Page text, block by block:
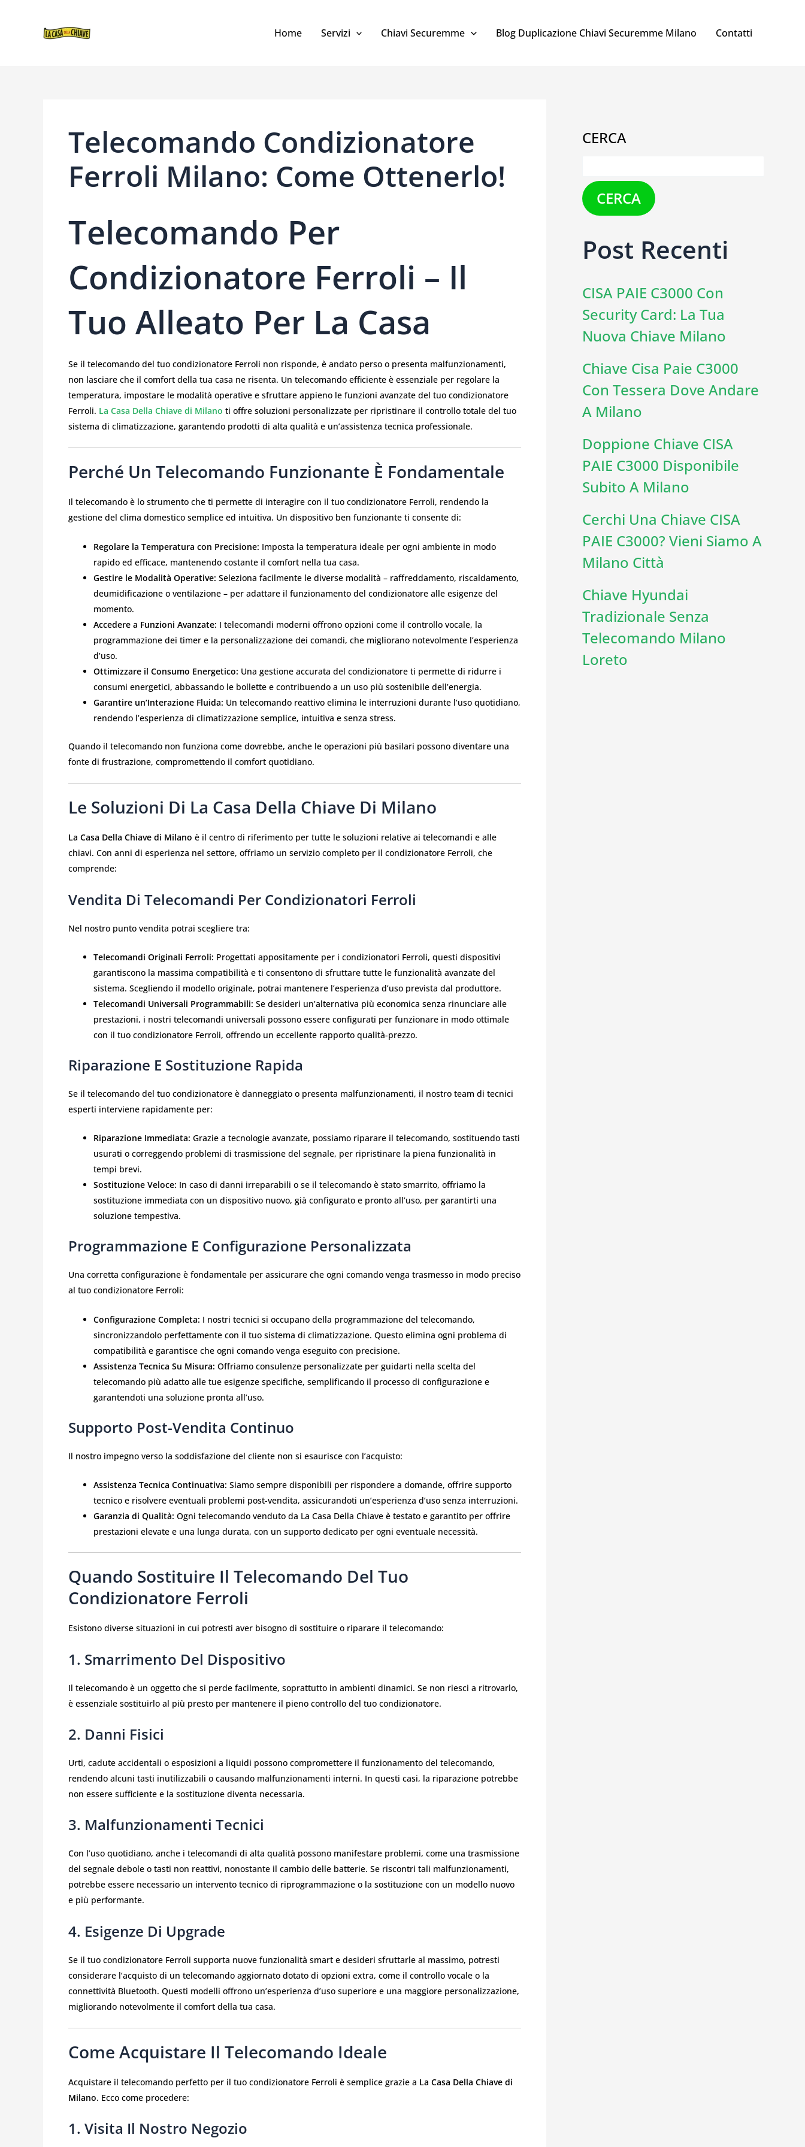
CONTENUTO
Home Servizi Chiavi Securemme Blog Duplicazione Chiavi Securemme Milano Contatti
Telecomando Condizionatore
Ferroli Milano: Come Ottenerlo!
Telecomando Per
Condizionatore Ferroli – Il
Tuo Alleato Per La Casa
Se il telecomando del tuo condizionatore Ferroli non risponde, è andato perso o presenta malfunzionamenti,
non lasciare che il comfort della tua casa ne risenta. Un telecomando efficiente è essenziale per regolare la
temperatura, impostare le modalità operative e sfruttare appieno le funzioni avanzate del tuo condizionatore
Ferroli. La Casa Della Chiave di Milano ti offre soluzioni personalizzate per ripristinare il controllo totale del tuo
sistema di climatizzazione, garantendo prodotti di alta qualità e un’assistenza tecnica professionale.
Perché Un Telecomando Funzionante È Fondamentale
Il telecomando è lo strumento che ti permette di interagire con il tuo condizionatore Ferroli, rendendo la
gestione del clima domestico semplice ed intuitiva. Un dispositivo ben funzionante ti consente di:
Regolare la Temperatura con Precisione: Imposta la temperatura ideale per ogni ambiente in modo
rapido ed efficace, mantenendo costante il comfort nella tua casa.
Gestire le Modalità Operative: Seleziona facilmente le diverse modalità – raffreddamento, riscaldamento,
deumidificazione o ventilazione – per adattare il funzionamento del condizionatore alle esigenze del
momento.
Accedere a Funzioni Avanzate: I telecomandi moderni offrono opzioni come il controllo vocale, la
programmazione dei timer e la personalizzazione dei comandi, che migliorano notevolmente l’esperienza
d’uso.
Ottimizzare il Consumo Energetico: Una gestione accurata del condizionatore ti permette di ridurre i
consumi energetici, abbassando le bollette e contribuendo a un uso più sostenibile dell’energia.
Garantire un’Interazione Fluida: Un telecomando reattivo elimina le interruzioni durante l’uso quotidiano,
rendendo l’esperienza di climatizzazione semplice, intuitiva e senza stress.
Quando il telecomando non funziona come dovrebbe, anche le operazioni più basilari possono diventare una
fonte di frustrazione, compromettendo il comfort quotidiano.
Le Soluzioni Di La Casa Della Chiave Di Milano
La Casa Della Chiave di Milano è il centro di riferimento per tutte le soluzioni relative ai telecomandi e alle
chiavi. Con anni di esperienza nel settore, offriamo un servizio completo per il condizionatore Ferroli, che
comprende:
Vendita Di Telecomandi Per Condizionatori Ferroli
Nel nostro punto vendita potrai scegliere tra:
Telecomandi Originali Ferroli: Progettati appositamente per i condizionatori Ferroli, questi dispositivi
garantiscono la massima compatibilità e ti consentono di sfruttare tutte le funzionalità avanzate del
sistema. Scegliendo il modello originale, potrai mantenere l’esperienza d’uso prevista dal produttore.
Telecomandi Universali Programmabili: Se desideri un’alternativa più economica senza rinunciare alle
prestazioni, i nostri telecomandi universali possono essere configurati per funzionare in modo ottimale
con il tuo condizionatore Ferroli, offrendo un eccellente rapporto qualità-prezzo.
Riparazione E Sostituzione Rapida
Se il telecomando del tuo condizionatore è danneggiato o presenta malfunzionamenti, il nostro team di tecnici
esperti interviene rapidamente per:
Riparazione Immediata: Grazie a tecnologie avanzate, possiamo riparare il telecomando, sostituendo tasti
usurati o correggendo problemi di trasmissione del segnale, per ripristinare la piena funzionalità in
tempi brevi.
Sostituzione Veloce: In caso di danni irreparabili o se il telecomando è stato smarrito, offriamo la
sostituzione immediata con un dispositivo nuovo, già configurato e pronto all’uso, per garantirti una
soluzione tempestiva.
Programmazione E Configurazione Personalizzata
Una corretta configurazione è fondamentale per assicurare che ogni comando venga trasmesso in modo preciso
al tuo condizionatore Ferroli:
Configurazione Completa: I nostri tecnici si occupano della programmazione del telecomando,
sincronizzandolo perfettamente con il tuo sistema di climatizzazione. Questo elimina ogni problema di
compatibilità e garantisce che ogni comando venga eseguito con precisione.
Assistenza Tecnica Su Misura: Offriamo consulenze personalizzate per guidarti nella scelta del
telecomando più adatto alle tue esigenze specifiche, semplificando il processo di configurazione e
garantendoti una soluzione pronta all’uso.
Supporto Post-Vendita Continuo
Il nostro impegno verso la soddisfazione del cliente non si esaurisce con l’acquisto:
Assistenza Tecnica Continuativa: Siamo sempre disponibili per rispondere a domande, offrire supporto
tecnico e risolvere eventuali problemi post-vendita, assicurandoti un’esperienza d’uso senza interruzioni.
Garanzia di Qualità: Ogni telecomando venduto da La Casa Della Chiave è testato e garantito per offrire
prestazioni elevate e una lunga durata, con un supporto dedicato per ogni eventuale necessità.
Quando Sostituire Il Telecomando Del Tuo
Condizionatore Ferroli
Esistono diverse situazioni in cui potresti aver bisogno di sostituire o riparare il telecomando:
1. Smarrimento Del Dispositivo
Il telecomando è un oggetto che si perde facilmente, soprattutto in ambienti dinamici. Se non riesci a ritrovarlo,
è essenziale sostituirlo al più presto per mantenere il pieno controllo del tuo condizionatore.
2. Danni Fisici
Urti, cadute accidentali o esposizioni a liquidi possono compromettere il funzionamento del telecomando,
rendendo alcuni tasti inutilizzabili o causando malfunzionamenti interni. In questi casi, la riparazione potrebbe
non essere sufficiente e la sostituzione diventa necessaria.
3. Malfunzionamenti Tecnici
Con l’uso quotidiano, anche i telecomandi di alta qualità possono manifestare problemi, come una trasmissione
del segnale debole o tasti non reattivi, nonostante il cambio delle batterie. Se riscontri tali malfunzionamenti,
potrebbe essere necessario un intervento tecnico di riprogrammazione o la sostituzione con un modello nuovo
e più performante.
4. Esigenze Di Upgrade
Se il tuo condizionatore Ferroli supporta nuove funzionalità smart e desideri sfruttarle al massimo, potresti
considerare l’acquisto di un telecomando aggiornato dotato di opzioni extra, come il controllo vocale o la
connettività Bluetooth. Questi modelli offrono un’esperienza d’uso superiore e una maggiore personalizzazione,
migliorando notevolmente il comfort della tua casa.
Come Acquistare Il Telecomando Ideale
Acquistare il telecomando perfetto per il tuo condizionatore Ferroli è semplice grazie a La Casa Della Chiave di
Milano. Ecco come procedere:
1. Visita Il Nostro Negozio
CERCA
CERCA
Post Recenti
CISA PAIE C3000 Con
Security Card: La Tua
Nuova Chiave Milano
Chiave Cisa Paie C3000
Con Tessera Dove Andare
A Milano
Doppione Chiave CISA
PAIE C3000 Disponibile
Subito A Milano
Cerchi Una Chiave CISA
PAIE C3000? Vieni Siamo A
Milano Città
Chiave Hyundai
Tradizionale Senza
Telecomando Milano
Loreto